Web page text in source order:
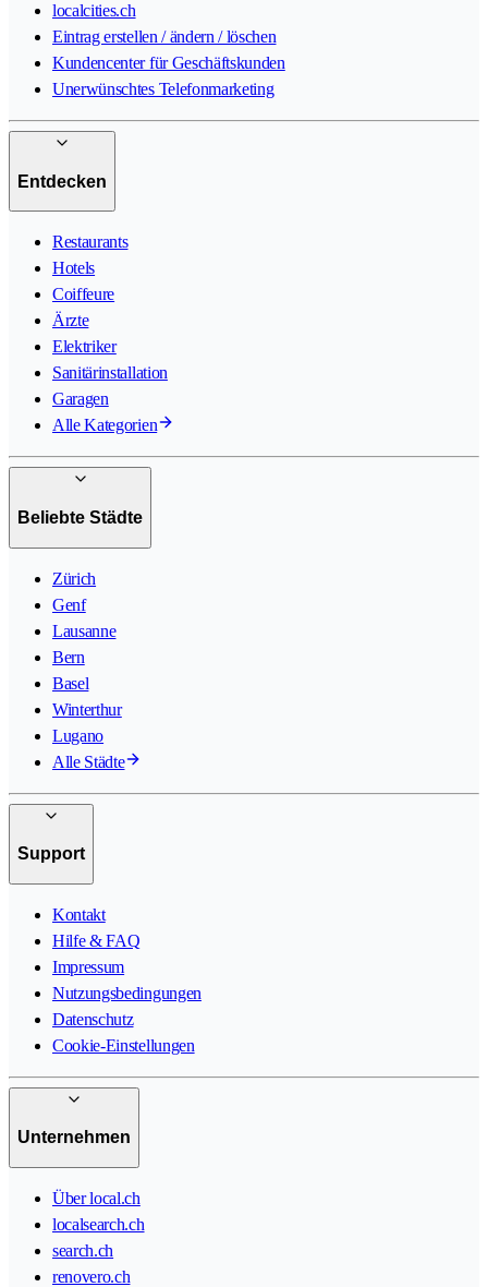
localcities.ch
Eintrag erstellen / ändern / löschen
Kundencenter für Geschäftskunden
Unerwünschtes Telefonmarketing
Entdecken
Restaurants
Hotels
Coiffeure
Ärzte
Elektriker
Sanitärinstallation
Garagen
Alle Kategorien
Beliebte Städte
Zürich
Genf
Lausanne
Bern
Basel
Winterthur
Lugano
Alle Städte
Support
Kontakt
Hilfe & FAQ
Impressum
Nutzungsbedingungen
Datenschutz
Cookie-Einstellungen
Unternehmen
Über local.ch
localsearch.ch
search.ch
renovero.ch